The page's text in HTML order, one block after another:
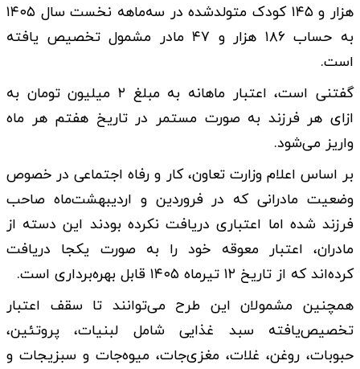
هزار و ۱۴۵ کودک متولدشده در سه‌ماهه نخست سال ۱۴۰۵
به حساب ۱۸۶ هزار و ۴۷ مادر مشمول تخصیص یافته
است.
گفتنی است، اعتبار ماهانه به مبلغ ۲ میلیون تومان به
ازای هر فرزند به صورت مستمر در تاریخ هفتم هر ماه
واریز می‌شود.
بر اساس اعلام وزارت تعاون، کار و رفاه اجتماعی در خصوص
وضعیت مادرانی که در فروردین و اردیبهشت‌ماه صاحب
فرزند شده اما اعتباری دریافت نکرده بودند این دسته از
مادران، اعتبار معوقه خود را به صورت یکجا دریافت
کرده‌اند که از تاریخ ۱۲ تیرماه ۱۴۰۵ قابل بهره‌برداری است.
همچنین مشمولان این طرح می‌توانند تا سقف اعتبار
تخصیص‌یافته سبد غذایی شامل لبنیات، پروتئین،
حبوبات، روغن، غلات، مغزی‌جات، میوه‌جات و سبزیجات و